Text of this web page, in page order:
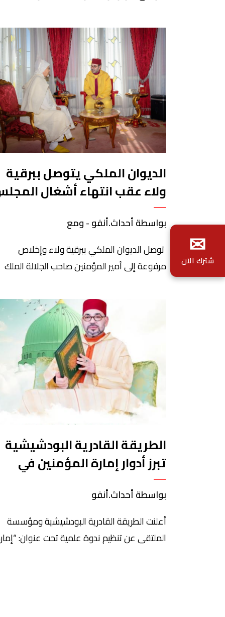
وجدد التوفيق التأكيد خلال جلسة الأسئلة
بمجلس النواب، على تمسك مغاربة العالم
الدينية، مضيفا أن جهود الوزارة وبعثاتها
خلال شهر رمضان، تبقى محدودة الأثر وذات
رمزي، في نبرة تعكس ثقة الوزير […]
الديوان الملكي يتوصل ببرقية
ولاء عقب انتهاء أشغال
العلمي الأعلى
بواسطة أحداث.أنفو - ومع
توصل الديوان الملكي ببرقية ولاء وإخلاص
مرفوعة إلى أمير المؤمنين صاحب الجلالة الملك
الأعلى، اليزيد الراضي، وذلك بمناسبة انتهاء
الدورة العادية السابعة والثلاثين للمجلس. ورفع ا
الراضي في هذه البرقية، أصالة عن نفسه، ونيابة
عن جميع العلماء المشاركين في الدورة، إلى
الملك “أزكى آيات الطاعة والولاء، […]
الطريقة القادرية البودشيشية
تبرز أدوار إمارة المؤمنين في
صيانة الهدي النبوي وحفظ
الخصوصية الروحية للمغرب
بواسطة أحداث.أنفو
أعلنت الطريقة القادرية البودشيشية ومؤسسة
الملتقى عن تنظيم ندوة علمية تحت عنوان:
✉
شترك الآن